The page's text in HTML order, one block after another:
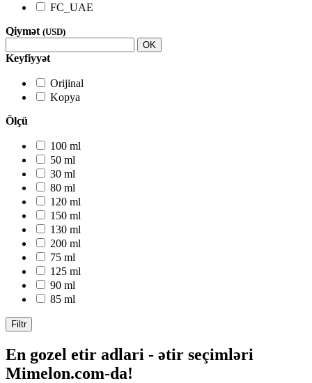
FC_UAE
Qiymət (USD)
OK
Keyfiyyət
Orijinal
Kopya
Ölçü
100 ml
50 ml
30 ml
80 ml
120 ml
150 ml
130 ml
200 ml
75 ml
125 ml
90 ml
85 ml
Filtr
En gozel etir adlari - ətir seçimləri
Mimelon.com-da!